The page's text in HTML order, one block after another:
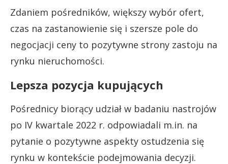
Zdaniem pośredników, większy wybór ofert,
czas na zastanowienie się i szersze pole do
negocjacji ceny to pozytywne strony zastoju na
rynku nieruchomości.
Lepsza pozycja kupujących
Pośrednicy biorący udział w badaniu nastrojów
po IV kwartale 2022 r. odpowiadali m.in. na
pytanie o pozytywne aspekty ostudzenia się
rynku w kontekście podejmowania decyzji.